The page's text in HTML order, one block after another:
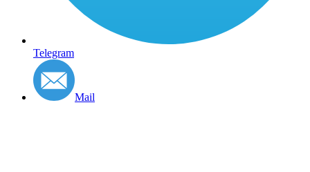
Telegram
Mail